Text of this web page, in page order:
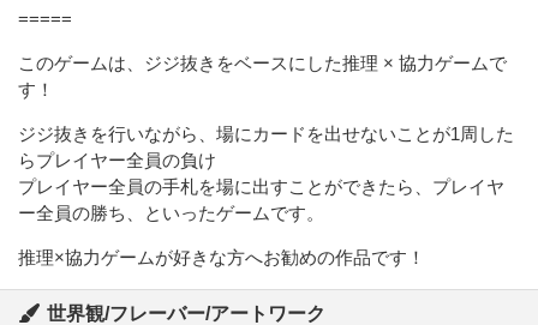
=====
このゲームは、ジジ抜きをベースにした推理 × 協力ゲームで
す！
ジジ抜きを行いながら、場にカードを出せないことが1周した
らプレイヤー全員の負け
プレイヤー全員の手札を場に出すことができたら、プレイヤ
ー全員の勝ち、といったゲームです。
推理×協力ゲームが好きな方へお勧めの作品です！
世界観/フレーバー/アートワーク